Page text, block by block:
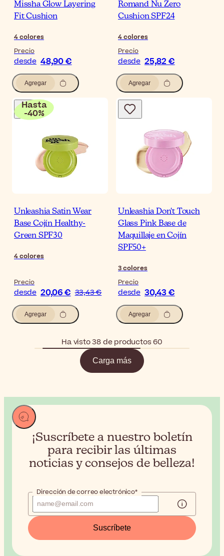
Missha Glow Layering
Fit Cushion
4colores
Precio
desde 48,90 €
Agregar
Romand Nu Zero
Cushion SPF24
4colores
Precio
desde 25,82 €
Agregar
Hasta
-40%
Unleashia Satin Wear
Base Cojín Healthy-
Green SPF30
4colores
Precio
desde 20,06 € 33,43 €
Agregar
Unleashia Don't Touch
Glass Pink Base de
Maquillaje en Cojín
SPF50+
3colores
Precio
desde 30,43 €
Agregar
Ha visto 38 de productos 60
Carga más
¡Suscríbete a nuestro boletín
para recibir las últimas
noticias y consejos de belleza!
Dirección de correo electrónico*
Suscríbete